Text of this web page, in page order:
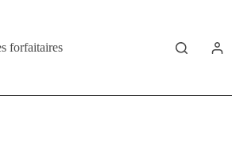
forfaitaires